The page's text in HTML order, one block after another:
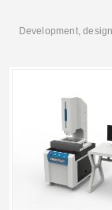
Development,